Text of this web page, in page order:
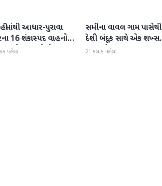
આધાર-પુરાવા
16 શંકાસ્પદ વાહનો
LCB પોલીસ
પહેલા
પાટણ
સમીના વાવલ ગામ પાસેથી
દેશી બંદૂક સાથે એક શખ્સ
ઝડપાયો
21 કલાક પહેલા